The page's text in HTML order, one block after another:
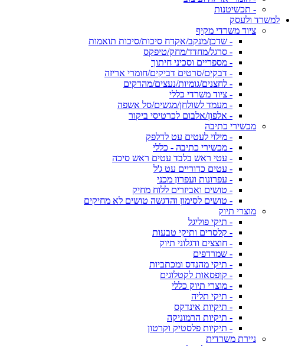
- תכשיטנות
למשרד ולעסק
ציוד משרדי מקיף
- שדכן/מנקב/אקדח סיכות/סיכות תואמות
- סרגל/מחדד/מחק/טיפקס
- מספריים וסכיני חיתוך
- דבקים/סרטים דביקים/חומרי אריזה
- לחצנים/גומיות/נעצים/מהדקים
- ציוד משרדי כללי
- מעמד לשולחן/מגשים/סל אשפה
- אלפון/אלבום לכרטיסי ביקור
מכשירי כתיבה
- מילוי לעטים עט לדלפק
- מכשירי כתיבה - כללי
- עטי ראש בלבד עטים ראש סיכה
- עטים כדוריים עט ג'ל
- עפרונות ועפרון מכני
- טושים ואביזרים ללוח מחיק
- טושים לסימון והדגשה טושים לא מחיקים
מוצרי תיוק
- תיקי פוליגל
- קלסרים ותיקי טבעות
- חוצצים ודגלוני תיוק
- שמרדפים
- תיקי מהנדס ומכתביות
- קופסאות לקטלוגים
- מוצרי תיוק כללי
- תיקי תליה
- תיקיות אינדקס
- תיקיות הרמוניקה
- תיקיות פלסטיק וקרטון
ניירת משרדית